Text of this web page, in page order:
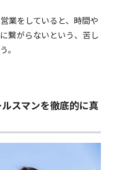
業をしていると、時間や
繋がらないという、苦し
。
スマンを徹底的に真